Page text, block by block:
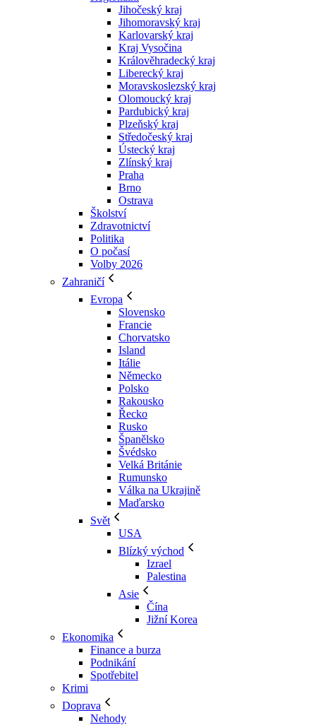
Jihočeský kraj
Jihomoravský kraj
Karlovarský kraj
Kraj Vysočina
Králověhradecký kraj
Liberecký kraj
Moravskoslezský kraj
Olomoucký kraj
Pardubický kraj
Plzeňský kraj
Středočeský kraj
Ústecký kraj
Zlínský kraj
Praha
Brno
Ostrava
Školství
Zdravotnictví
Politika
O počasí
Volby 2026
Zahraničí
Evropa
Slovensko
Francie
Chorvatsko
Island
Itálie
Německo
Polsko
Rakousko
Řecko
Rusko
Španělsko
Švédsko
Velká Británie
Rumunsko
Válka na Ukrajině
Maďarsko
Svět
USA
Blízký východ
Izrael
Palestina
Asie
Čína
Jižní Korea
Ekonomika
Finance a burza
Podnikání
Spotřebitel
Krimi
Doprava
Nehody